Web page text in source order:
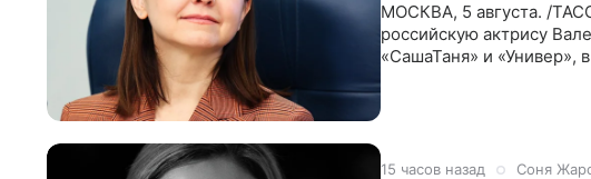
МОСКВА, 5 августа. /
российскую актрису
«СашаТаня» и «Универ»,
15 часов назад Соня